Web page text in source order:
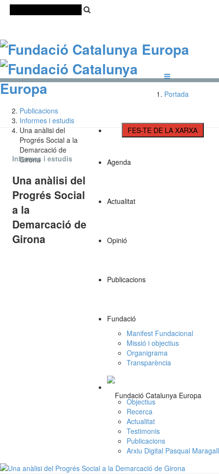
FES-TE DE LA XARXA
Agenda
Actualitat
Opinió
Publicacions
Fundació
Manifest Fundacional
Missió i objectius
Organigrama
Transparència
Objectius
Recerca
Actualitat
Testimonis
Publicacions
Arxiu Digital Pasqual Maragall
Portada
Publicacions
Informes i estudis
Una anàlisi del
Progrés Social a la
Demarcació de
Girona
Informes i estudis
Una anàlisi del
Progrés Social
a la
Demarcació de
Girona